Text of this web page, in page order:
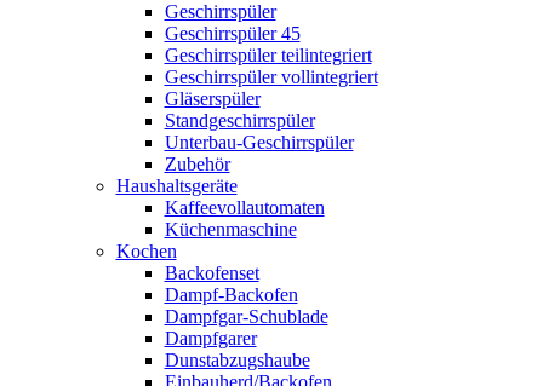
Geschirrspüler
Geschirrspüler 45
Geschirrspüler teilintegriert
Geschirrspüler vollintegriert
Gläserspüler
Standgeschirrspüler
Unterbau-Geschirrspüler
Zubehör
Haushaltsgeräte
Kaffeevollautomaten
Küchenmaschine
Kochen
Backofenset
Dampf-Backofen
Dampfgar-Schublade
Dampfgarer
Dunstabzugshaube
Einbauherd/Backofen